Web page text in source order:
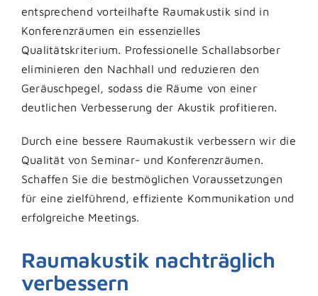
entsprechend vorteilhafte Raumakustik sind in
Konferenzräumen ein essenzielles
Qualitätskriterium. Professionelle Schallabsorber
eliminieren den Nachhall und reduzieren den
Geräuschpegel, sodass die Räume von einer
deutlichen Verbesserung der Akustik profitieren.
Durch eine bessere Raumakustik verbessern wir die
Qualität von Seminar- und Konferenzräumen.
Schaffen Sie die bestmöglichen Voraussetzungen
für eine zielführend, effiziente Kommunikation und
erfolgreiche Meetings.
Raumakustik nachträglich
verbessern